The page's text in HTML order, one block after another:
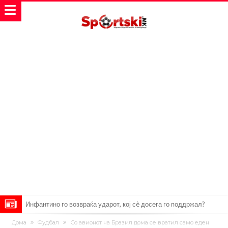
Инфантино го возвраќа ударот, кој сè досега го поддржал?
„Влегувам на стадионот за да го разнесам Меси со четири бомби“
Дома Фудбал
Со авионот на Бразил дома се вратил само еден